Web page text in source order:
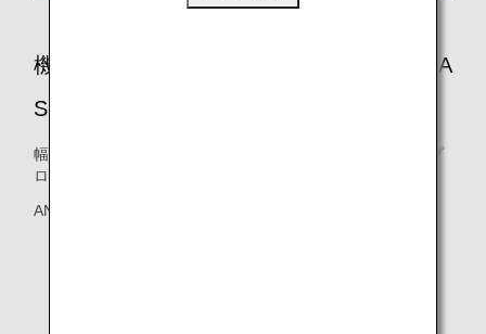
機内エンターテインメント：上映番組 ANA
SKY CHANNEL
幅広いジャンルをカバーした様々なエンターテインメントプ
ログラムを機内で自由にお楽しみいただけます。
ANA SKY CHANNELプログラムは、